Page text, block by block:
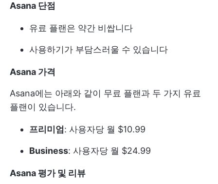
Asana 단점
유료 플랜은 약간 비쌉니다
사용하기가 부담스러울 수 있습니다
Asana 가격
Asana에는 아래와 같이 무료 플랜과 두 가지 유료
플랜이 있습니다.
프리미엄 : 사용자당 월 $10.99
Business: 사용자당 월 $24.99
Asana 평가 및 리뷰